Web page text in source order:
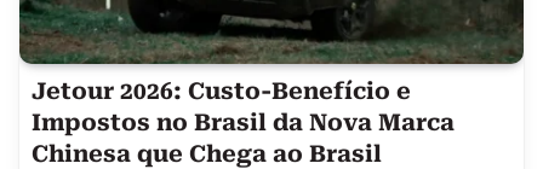
Jetour 2026: Custo-Benefício e
Impostos no Brasil da Nova Marca
Chinesa que Chega ao Brasil